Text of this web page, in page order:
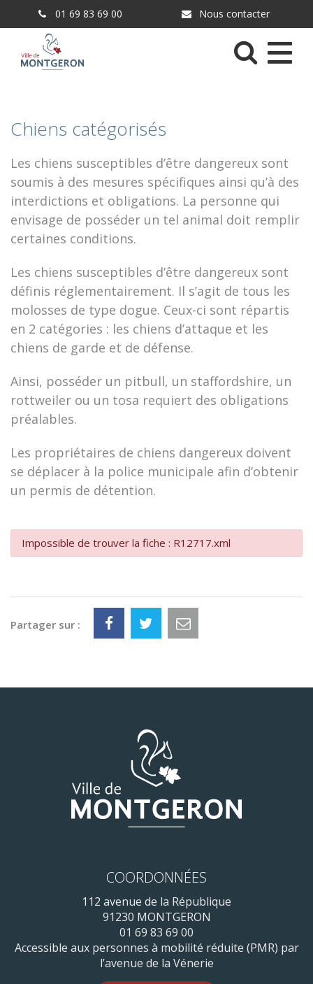
01 69 83 69 00 Nous contacter
Menu
Chiens catégorisés
Les chiens susceptibles d’être dangereux sont
soumis à des mesures spécifiques ainsi qu’à des
interdictions et obligations. La personne qui
envisage de posséder un tel animal doit remplir
certaines conditions.
Les chiens susceptibles d’être dangereux sont
définis réglementairement. Il s’agit de tous les
molosses de type dogue. Ceux-ci sont répartis
en 2 catégories : les chiens d’attaque et les
chiens de garde et de défense.
Ainsi, posséder un pitbull, un staffordshire, un
rottweiler ou un tosa requiert des obligations
préalables.
Les propriétaires de chiens dangereux doivent
se déplacer à la police municipale afin d’obtenir
un permis de détention.
Impossible de trouver la fiche : R12717.xml
Partager sur :
COORDONNÉES
112 avenue de la République
91230 MONTGERON
01 69 83 69 00
Accessible aux personnes à mobilité réduite (PMR) par
l’avenue de la Vénerie